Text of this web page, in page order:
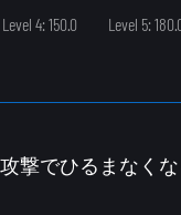
Level 4: 150.0 Level 5:
撃でひるまなく